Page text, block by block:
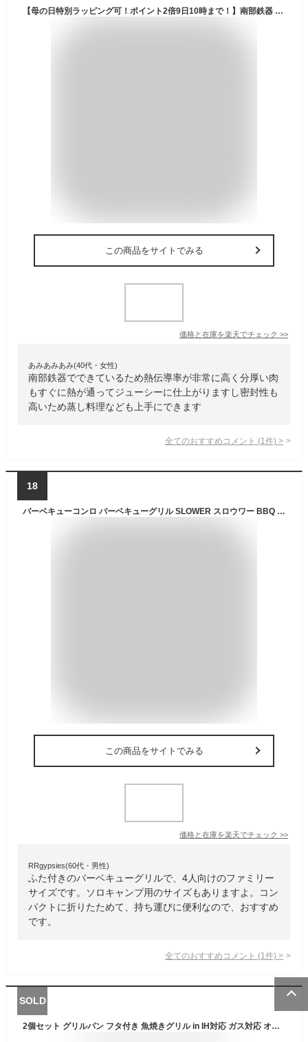
【母の日特別ラッピング可！ポイント2倍9日10時まで！】南部鉄器 ベイクパン ハンドル2個・木台付き 日本製 グリルパン 魚焼きグリル 蓋付き フタ付き グリルプレート 南部 鉄 鍋 IH対応 鋳物 ダッチオーブン スキレット オーブン料理 ガス対応 ロースター グラタン皿
この商品をサイトでみる
価格と在庫を楽天でチェック >>
あみあみあみ(40代・女性)
南部鉄器でできているため熱伝導率が非常に高く分厚い肉
もすぐに熱が通ってジューシーに仕上がりますし密封性も
高いため蒸し料理なども上手にできます
全てのおすすめコメント (1 件) >
18
バーベキューコンロ バーベキューグリル SLOWER スロウワー BBQ STOVE Alta XB ブラック オリーブ SLW260 SLW261 炭焼きコンロ ファミリーサイズ バーベキューストーブ キャンプ アウトドア バーベキュー コンロ 七輪 焚火台 グリル おうちBBQ 野外 蓋付き
この商品をサイトでみる
価格と在庫を楽天でチェック >>
RRgypsies(60代・男性)
ふた付きのバーベキューグリルで、4人向けのファミリー
サイズです。ソロキャンプ用のサイズもありますよ。コン
パクトに折りたためて、持ち運びに便利なので、おすすめ
です。
全てのおすすめコメント (1 件) >
SOLD
2個セット グリルパン フタ付き 魚焼きグリル in IH対応 ガス対応 オーブン対応 小さい ミニ 軽量 焼き 蒸し オーブン 調理 料理 長方形 魚や機器 ステーキ アヒージョ グラタン 酒蒸し フライパン 簡単 便利 キャンプ アウトドア BBQ プレゼント ギフト おしゃれ